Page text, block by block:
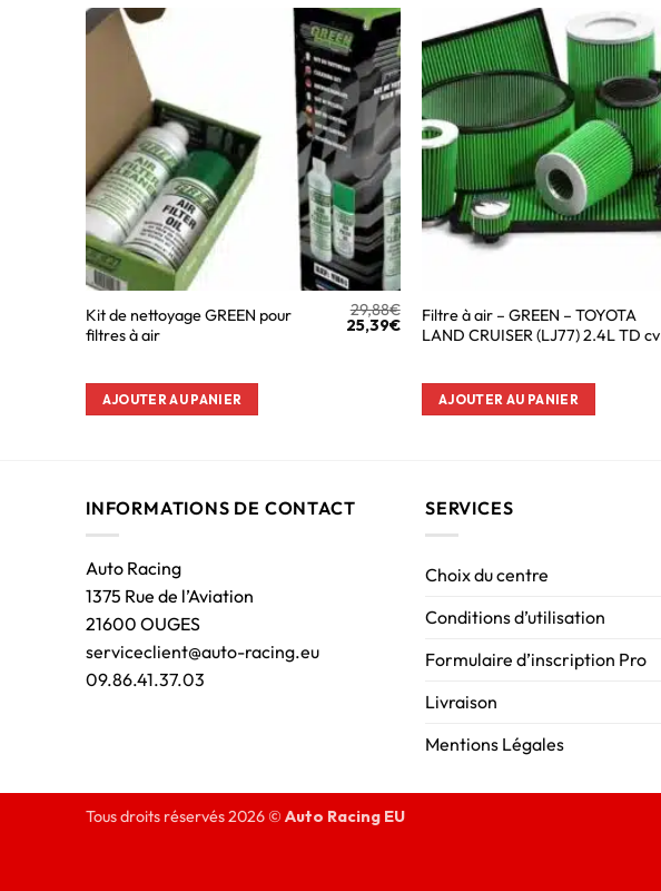
Kit de nettoyage GREEN pour
filtres à air
29,88€
25,39€
AJOUTER AU PANIER
Filtre à air – GREEN – TOYOTA
LAND CRUISER (LJ77) 2.4L TD cv
AJOUTER AU PANIER
INFORMATIONS DE CONTACT
Auto Racing
1375 Rue de l’Aviation
21600 OUGES
serviceclient@auto-racing.eu
09.86.41.37.03
SERVICES
Choix du centre
Conditions d’utilisation
Formulaire d’inscription Pro
Livraison
Mentions Légales
Tous droits réservés 2026 © Auto Racing EU